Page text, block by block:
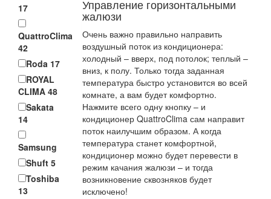
17
QuattroClima
42
Roda 17
ROYAL
CLIMA 48
Sakata
14
Samsung
Shuft 5
Toshiba
13
Управление горизонтальными
жалюзи
Очень важно правильно направить
воздушный поток из кондиционера:
холодный – вверх, под потолок; теплый –
вниз, к полу. Только тогда заданная
температура быстро установится во всей
комнате, а вам будет комфортно.
Нажмите всего одну кнопку – и
кондиционер QuattroClima сам направит
поток наилучшим образом. А когда
температура станет комфортной,
кондиционер можно будет перевести в
режим качания жалюзи – и тогда
возникновение сквозняков будет
исключено!